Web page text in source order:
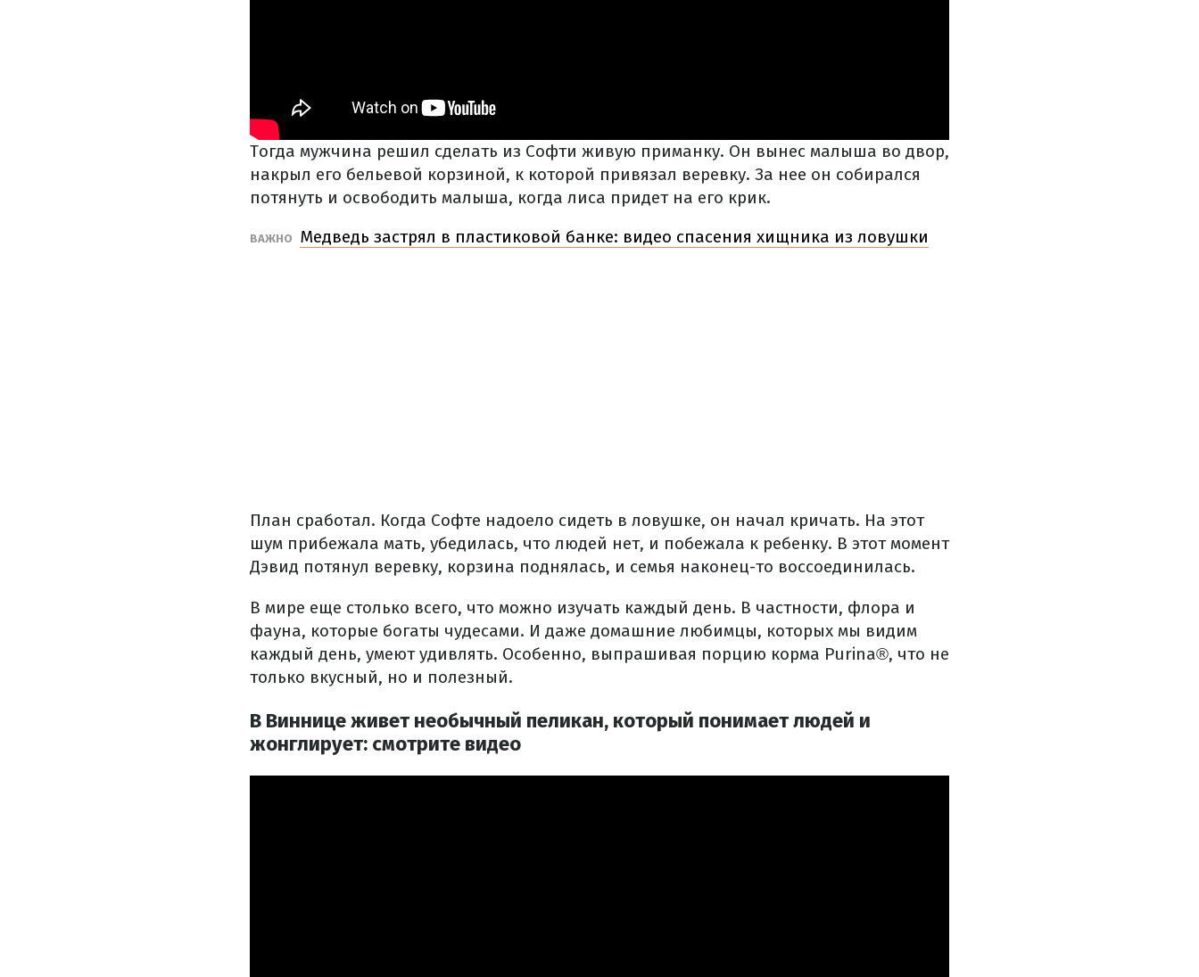
Тогда мужчина решил сделать из Софти живую приманку. Он вынес малыша во двор,
накрыл его бельевой корзиной, к которой привязал веревку. За нее он собирался
потянуть и освободить малыша, когда лиса придет на его крик.
ВАЖНО Медведь застрял в пластиковой банке: видео спасения хищника из ловушки
План сработал. Когда Софте надоело сидеть в ловушке, он начал кричать. На этот
шум прибежала мать, убедилась, что людей нет, и побежала к ребенку. В этот момент
Дэвид потянул веревку, корзина поднялась, и семья наконец-то воссоединилась.
В мире еще столько всего, что можно изучать каждый день. В частности, флора и
фауна, которые богаты чудесами. И даже домашние любимцы, которых мы видим
каждый день, умеют удивлять. Особенно, выпрашивая порцию корма Purina®, что не
только вкусный, но и полезный.
В Виннице живет необычный пеликан, который понимает людей и
жонглирует: смотрите видео